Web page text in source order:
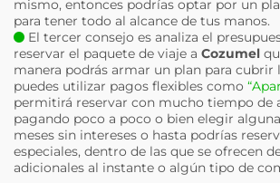
mismo, entonces podrías optar por un
para tener todo al alcance de tus manos.
El tercer consejo es analiza el
reservar el paquete de viaje a Cozumel
manera podrás armar un plan para cubrir
puedes utilizar pagos flexibles como
permitirá reservar con mucho tiempo de
pagando poco a poco o bien elegir
meses sin intereses o hasta podrías
especiales, dentro de las que se ofrecen
adicionales al instante o algún tipo de